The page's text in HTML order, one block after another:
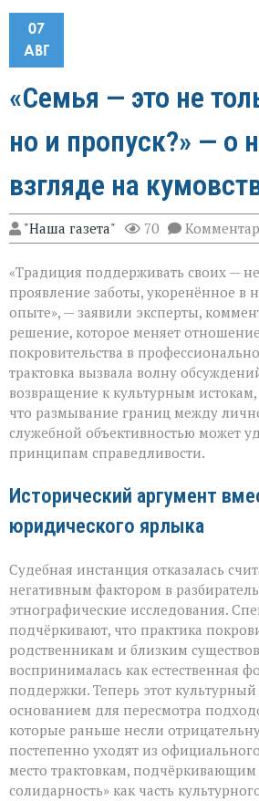
07
АВГ
«Семья — это не
но и пропуск?» — о
взгляде на
"Наша газета" 70
«Традиция поддерживать своих —
проявление заботы, укоренённое в
опыте», — заявили эксперты,
решение, которое меняет
покровительства в
трактовка вызвала волну
возвращение к культурным
что размывание границ между
служебной объективностью может
принципам справедливости.
Исторический аргумент
юридического ярлыка
Судебная инстанция отказалась
негативным фактором в
этнографические исследования.
подчёркивают, что практика
родственникам и близким
воспринималась как естественная
поддержки. Теперь этот культурный
основанием для пересмотра
которые раньше несли
постепенно уходят из
место трактовкам,
солидарность» как часть